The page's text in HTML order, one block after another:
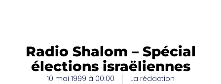
Radio Shalom – Spécial
élections israëliennes
10 mai 1999 à 00:00 La rédaction